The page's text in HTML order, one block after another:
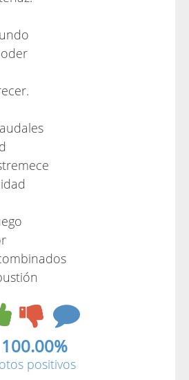
100.00%
positivos